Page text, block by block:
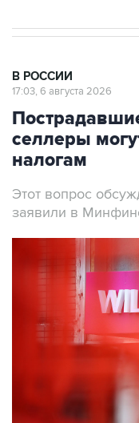
В РОССИИ
17:03, 6 августа 2026
селлеры
налогам
Этот вопрос
заявили в